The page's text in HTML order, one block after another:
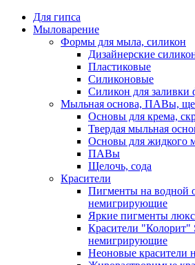
Для гипса
Мыловарение
Формы для мыла, силикон
Дизайнерские
Пластиковые
Силиконовые
Силикон для заливки
Мыльная основа, ПАВы,
Основы для крема,
Твердая мыльная
Основы для жидкого
ПАВы
Щелочь, сода
Красители
Пигменты на водной
немигрирующие
Яркие пигменты
Красители "Колорит"
немигрирующие
Неоновые красители